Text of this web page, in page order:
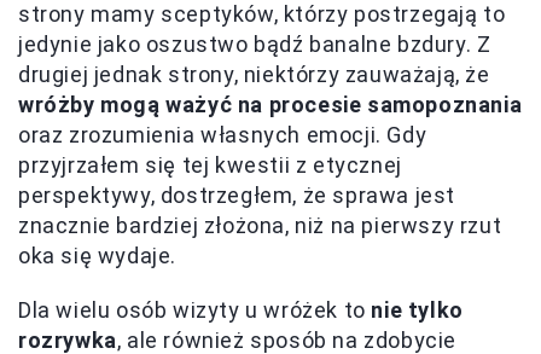
strony mamy sceptyków, którzy postrzegają to
jedynie jako oszustwo bądź banalne bzdury. Z
drugiej jednak strony, niektórzy zauważają, że
wróżby mogą ważyć na procesie samopoznania
oraz zrozumienia własnych emocji. Gdy
przyjrzałem się tej kwestii z etycznej
perspektywy, dostrzegłem, że sprawa jest
znacznie bardziej złożona, niż na pierwszy rzut
oka się wydaje.
Dla wielu osób wizyty u wróżek to nie tylko
rozrywka, ale również sposób na zdobycie